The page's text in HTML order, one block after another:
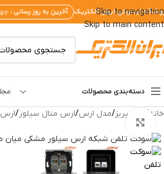
Skip to navigation
Skip to main content
اینترنتی ایران الکتریک آخرین به روز رسانی :
دسته‌بندی محصولات
خانه / کلید پریز/مدل ارس/ارس متال سیلور/
تماشای ویدئو